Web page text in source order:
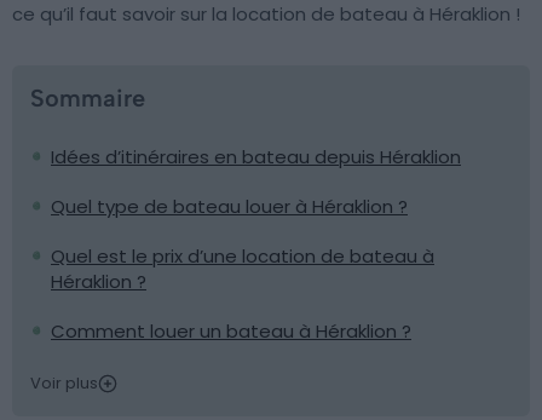
ce qu’il faut savoir sur la location de bateau à Héraklion !
Sommaire
Idées d’itinéraires en bateau depuis Héraklion
Quel type de bateau louer à Héraklion ?
Quel est le prix d’une location de bateau à
Héraklion ?
Comment louer un bateau à Héraklion ?
Voir plus